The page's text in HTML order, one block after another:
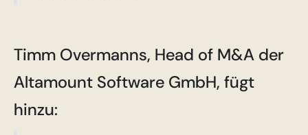
Timm Overmanns, Head of M&A der
Altamount Software GmbH, fügt
hinzu: